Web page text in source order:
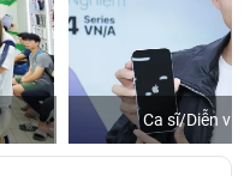
Ca sĩ/Diễn